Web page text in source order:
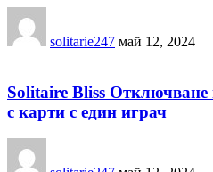
solitarie247 май 12, 2024
Solitaire Bliss Отключване
с карти с един играч